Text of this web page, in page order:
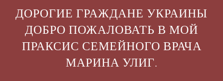
ДОРОГИЕ ГРАЖДАНЕ УКРАИНЫ
ДОБРО ПОЖАЛОВАТЬ В МОЙ
ПРАКСИС СЕМЕЙНОГО ВРАЧА
МАРИНА УЛИГ.